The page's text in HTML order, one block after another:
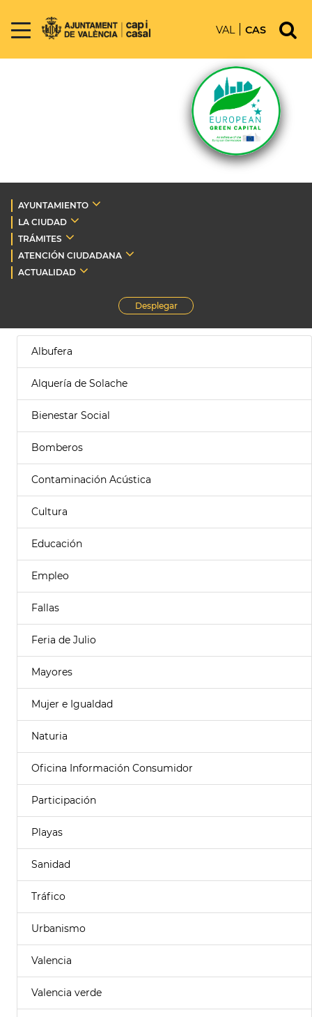
VAL CAS
AYUNTAMIENTO
LA CIUDAD
TRÁMITES
ATENCIÓN CIUDADANA
ACTUALIDAD
Desplegar
Albufera
Alquería de Solache
Bienestar Social
Bomberos
Contaminación Acústica
Cultura
Educación
Empleo
Fallas
Feria de Julio
Mayores
Mujer e Igualdad
Naturia
Oficina Información Consumidor
Participación
Playas
Sanidad
Tráfico
Urbanismo
Valencia
Valencia verde